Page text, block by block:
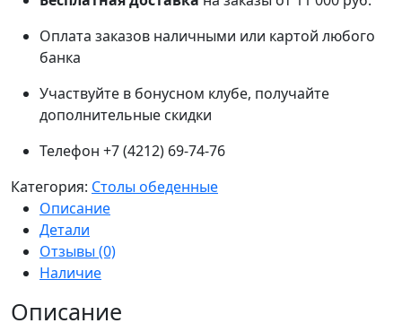
Оплата заказов наличными или картой любого
банка
Участвуйте в бонусном клубе, получайте
дополнительные скидки
Телефон +7 (4212) 69-74-76
Категория: Столы обеденные
Описание
Детали
Отзывы (0)
Наличие
Описание